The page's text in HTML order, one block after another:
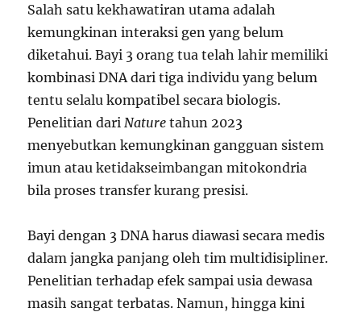
Salah satu kekhawatiran utama adalah
kemungkinan interaksi gen yang belum
diketahui. Bayi 3 orang tua telah lahir memiliki
kombinasi DNA dari tiga individu yang belum
tentu selalu kompatibel secara biologis.
Penelitian dari Nature tahun 2023
menyebutkan kemungkinan gangguan sistem
imun atau ketidakseimbangan mitokondria
bila proses transfer kurang presisi.
Bayi dengan 3 DNA harus diawasi secara medis
dalam jangka panjang oleh tim multidisipliner.
Penelitian terhadap efek sampai usia dewasa
masih sangat terbatas. Namun, hingga kini